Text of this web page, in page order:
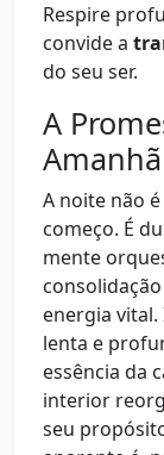
Respire
convide a
do seu ser.
A
Amanhã
A noite não
começo. É
mente
energia
lenta e
essência da
interior
seu